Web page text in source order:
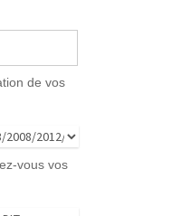
de vos
vous vos